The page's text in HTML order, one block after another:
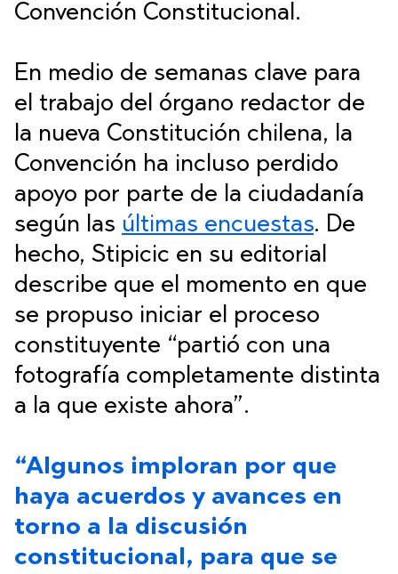
Convención Constitucional.
En medio de semanas clave para
el trabajo del órgano redactor de
la nueva Constitución chilena, la
Convención ha incluso perdido
apoyo por parte de la ciudadanía
según las últimas encuestas. De
hecho, Stipicic en su editorial
describe que el momento en que
se propuso iniciar el proceso
constituyente “partió con una
fotografía completamente distinta
a la que existe ahora”.
“Algunos imploran por que
haya acuerdos y avances en
torno a la discusión
constitucional, para que se